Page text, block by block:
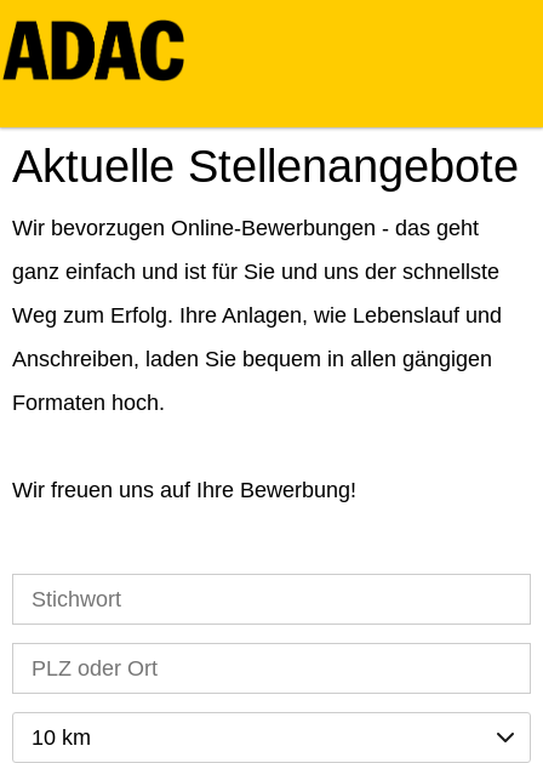
Aktuelle Stellenangebote
Wir bevorzugen Online-Bewerbungen - das geht
ganz einfach und ist für Sie und uns der schnellste
Weg zum Erfolg. Ihre Anlagen, wie Lebenslauf und
Anschreiben, laden Sie bequem in allen gängigen
Formaten hoch.
Wir freuen uns auf Ihre Bewerbung!
10 km